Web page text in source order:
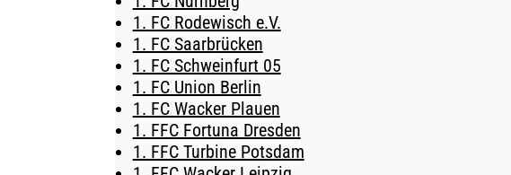
1. FC Rodewisch e.V.
1. FC Saarbrücken
1. FC Schweinfurt 05
1. FC Union Berlin
1. FC Wacker Plauen
1. FFC Fortuna Dresden
1. FFC Turbine Potsdam